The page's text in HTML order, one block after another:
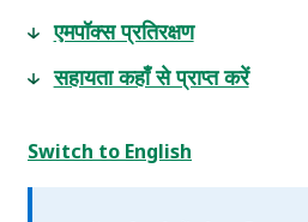
एमपॉक्स प्रतिरक्षण
सहायता कहाँ से प्राप्त करें
Switch to English